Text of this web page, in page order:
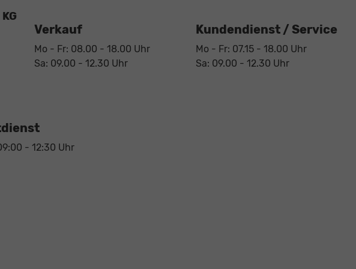
Verkauf
Mo - Fr: 08.00 - 18.00 Uhr
Sa: 09.00 - 12.30 Uhr
Kundendienst / Service
Mo - Fr: 07.15 - 18.00 Uhr
Sa: 09.00 - 12.30 Uhr
- 12:30 Uhr